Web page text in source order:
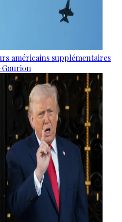
américains supplémentaires
Gourion